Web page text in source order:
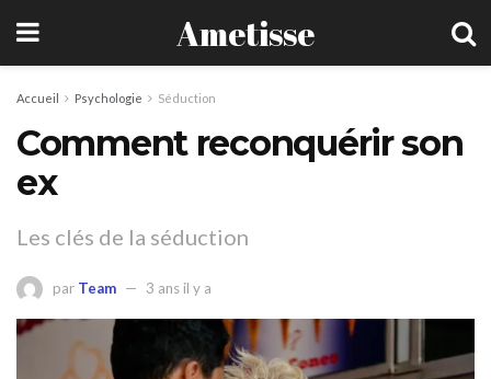
Ametisse
Accueil Psychologie Séduction
Comment reconquérir son
ex
Les clés de la séduction
par Team 3 ans il y a